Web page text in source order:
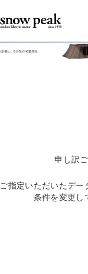
申し訳
ご指定いただいたデー
条件を変更し